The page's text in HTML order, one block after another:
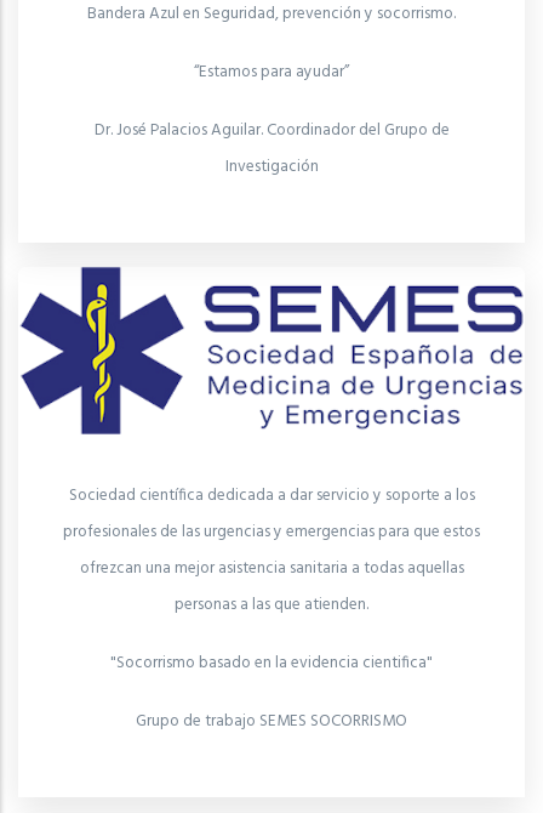
Bandera Azul en Seguridad, prevención y socorrismo.
“Estamos para ayudar”
Dr. José Palacios Aguilar. Coordinador del Grupo de
Investigación
Sociedad científica dedicada a dar servicio y soporte a los
profesionales de las urgencias y emergencias para que estos
ofrezcan una mejor asistencia sanitaria a todas aquellas
personas a las que atienden.
"Socorrismo basado en la evidencia cientifica"
Grupo de trabajo SEMES SOCORRISMO